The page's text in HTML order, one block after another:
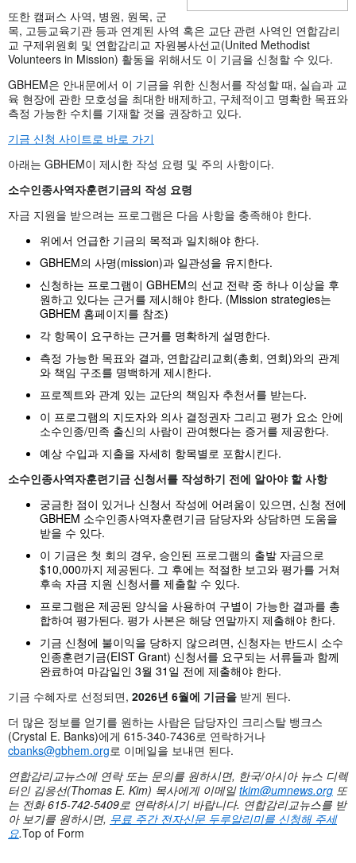
또한 캠퍼스 사역, 병원, 원목, 군
목, 고등교육기관 등과 연계된 사역 혹은 교단 관련 사역인 연합감리
교 구제위원회 및 연합감리교 자원봉사선교(United Methodist
Volunteers in Mission) 활동을 위해서도 이 기금을 신청할 수 있다.
GBHEM은 안내문에서 이 기금을 위한 신청서를 작성할 때, 실습과 교
육 현장에 관한 모호성을 최대한 배제하고, 구체적이고 명확한 목표와
측정 가능한 수치를 기재할 것을 권장하고 있다.
기금 신청 사이트로 바로 가기
아래는 GBHEM이 제시한 작성 요령 및 주의 사항이다.
소수인종사역자훈련기금의 작성 요령
자금 지원을 받으려는 프로그램은 다음 사항을 충족해야 한다.
위에서 언급한 기금의 목적과 일치해야 한다.
GBHEM의 사명(mission)과 일관성을 유지한다.
신청하는 프로그램이 GBHEM의 선교 전략 중 하나 이상을 후
원하고 있다는 근거를 제시해야 한다. (Mission strategies는
GBHEM 홈페이지를 참조)
각 항목이 요구하는 근거를 명확하게 설명한다.
측정 가능한 목표와 결과, 연합감리교회(총회, 연회)와의 관계
와 책임 구조를 명백하게 제시한다.
프로젝트와 관계 있는 교단의 책임자 추천서를 받는다.
이 프로그램의 지도자와 의사 결정권자 그리고 평가 요소 안에
소수인종/민족 출신의 사람이 관여했다는 증거를 제공한다.
예상 수입과 지출을 자세히 항목별로 포함시킨다.
소수인종사역자훈련기금 신청서를 작성하기 전에 알아야 할 사항
궁금한 점이 있거나 신청서 작성에 어려움이 있으면, 신청 전에
GBHEM 소수인종사역자훈련기금 담당자와 상담하면 도움을
받을 수 있다.
이 기금은 첫 회의 경우, 승인된 프로그램의 출발 자금으로
$10,000까지 제공된다. 그 후에는 적절한 보고와 평가를 거쳐
후속 자금 지원 신청서를 제출할 수 있다.
프로그램은 제공된 양식을 사용하여 구별이 가능한 결과를 총
합하여 평가된다. 평가 사본은 해당 연말까지 제출해야 한다.
기금 신청에 불이익을 당하지 않으려면, 신청자는 반드시 소수
인종훈련기금(EIST Grant) 신청서를 요구되는 서류들과 함께
완료하여 마감일인 3월 31일 전에 제출해야 한다.
기금 수혜자로 선정되면, 2026년 6월에 기금을 받게 된다.
더 많은 정보를 얻기를 원하는 사람은 담당자인 크리스탈 뱅크스
(Crystal E. Banks)에게 615-340-7436로 연락하거나
cbanks@gbhem.org로 이메일을 보내면 된다.
연합감리교뉴스에 연락 또는 문의를 원하시면, 한국/아시아 뉴스 디렉
터인 김응선(Thomas E. Kim) 목사에게 이메일tkim@umnews.org 또
는 전화 615-742-5409로 연락하시기 바랍니다. 연합감리교뉴스를 받
아 보기를 원하시면, 무료 주간 전자신문 두루알리미를 신청해 주세
요.Top of Form